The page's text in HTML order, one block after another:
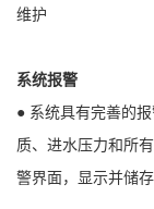
维护
系统报警
● 系统具有完善的
质、进水压力和所
警界面，显示并储